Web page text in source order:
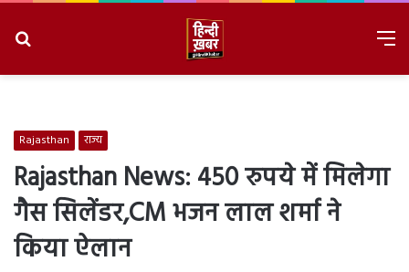
Rajasthan राज्य
Rajasthan News: 450 रुपये में मिलेगा
गैस सिलेंडर,CM भजन लाल शर्मा ने
किया ऐलान